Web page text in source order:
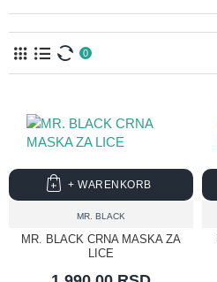
0
MR. BLACK
MR. BLACK CRNA MASKA ZA
LICE
+ WARENKORB